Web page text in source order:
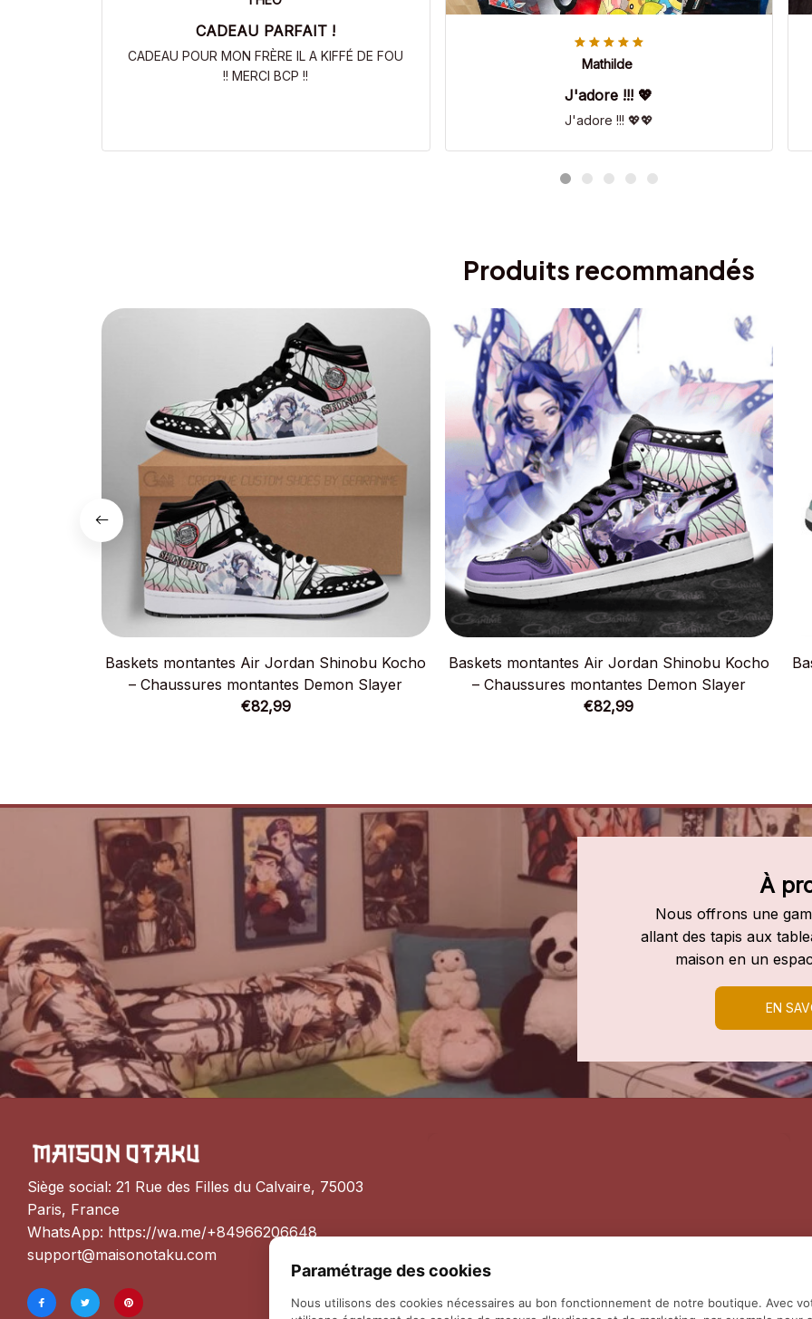
CADEAU PARFAIT !
CADEAU POUR MON FRÈRE IL A KIFFÉ DE FOU
!! MERCI BCP !!
Mathilde
J'adore !!! 💖
J'adore !!! 💖💖
Produits recommandés
Baskets montantes Air Jordan Shinobu Kocho
– Chaussures montantes Demon Slayer
€82,99
Baskets montantes Air Jordan Shinobu Kocho
– Chaussures montantes Demon Slayer
€82,99
À
Nous offrons une
allant des tapis aux
maison en un
EN
Siège social: 21 Rue des Filles du Calvaire, 75003
Paris, France
WhatsApp: https://wa.me/+84966206648
support@maisonotaku.com
Paramétrage des cookies
Nous utilisons des cookies nécessaires au bon fonctionnement de notre boutique. Avec